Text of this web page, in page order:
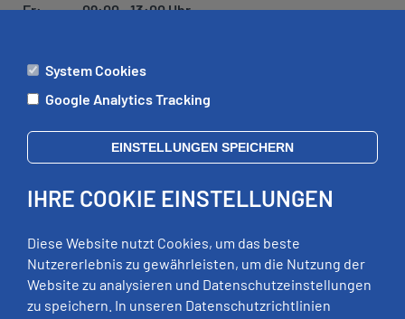
Fr:
09:00 - 13:00 Uhr
ÄMTER
Di:
09:00 - 12:00 Uhr, 13:00 - 18:00 Uhr
Mi:
geschlossen
Fr:
09:00 - 12:00 Uhr
RECHTLICHES
System Cookies
Google Analytics Tracking
EINSTELLUNGEN SPEICHERN
IHRE COOKIE EINSTELLUNGEN
Diese Website nutzt Cookies, um das beste
Nutzererlebnis zu gewährleisten, um die Nutzung der
Website zu analysieren und Datenschutzeinstellungen
zu speichern. In unseren Datenschutzrichtlinien